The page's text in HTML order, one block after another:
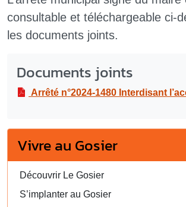
consultable et téléchargeable ci-
les documents joints.
Documents joints
Arrêté n°2024-1480 Interdisant l’accès à la passerelle installée au
Vivre au Gosier
Découvrir Le Gosier
S’implanter au Gosier